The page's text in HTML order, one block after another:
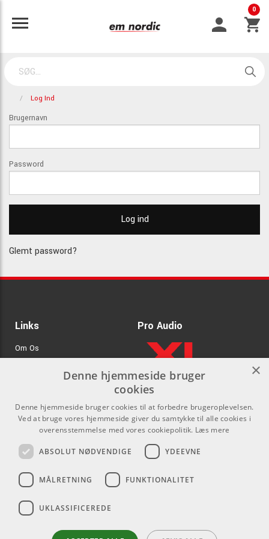
0
Log Ind
Brugernavn
Password
Glemt password?
Links
Om Os
GDPR & Cookies
Pro Audio
.
Kontakt
Som privatperson kan du ikke
købe på denne hjemmeside, alt
forhandlere.
info@emnordic.dk
Sociale medier
×
Denne hjemmeside bruger
cookies
Denne hjemmeside bruger cookies til at forbedre brugeroplevelsen.
Ved at bruge vores hjemmeside giver du samtykke til alle cookies i
overensstemmelse med vores cookiepolitik. Læs mere
ABSOLUT NØDVENDIGE YDEEVNE
MÅLRETNING FUNKTIONALITET
UKLASSIFICEREDE